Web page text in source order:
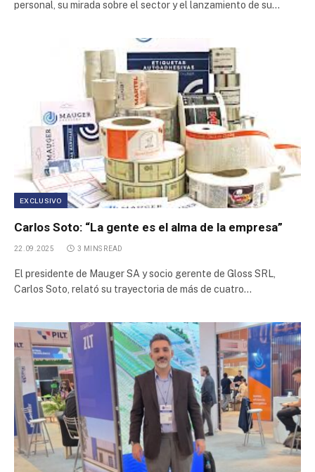
personal, su mirada sobre el sector y el lanzamiento de su…
EXCLUSIVO
Carlos Soto: “La gente es el alma de la empresa”
22.09.2025 3 MINS READ
El presidente de Mauger SA y socio gerente de Gloss SRL,
Carlos Soto, relató su trayectoria de más de cuatro…